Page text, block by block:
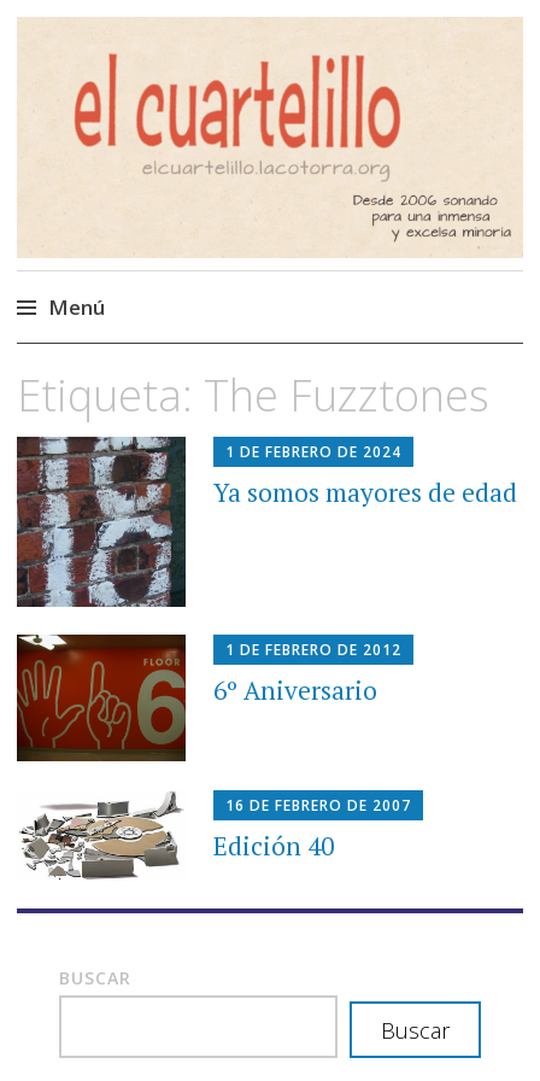
El Cuartelillo
Programa de radio de música
independiente. Podcast
Menú
al
contenido
Etiqueta: The Fuzztones
1 DE FEBRERO DE 2024
Ya somos mayores de edad
1 DE FEBRERO DE 2012
6º Aniversario
16 DE FEBRERO DE 2007
Edición 40
BUSCAR
Buscar